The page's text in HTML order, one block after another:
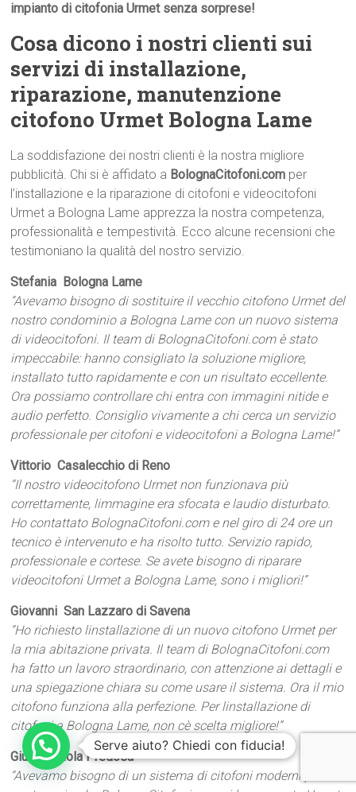
impianto di citofonia Urmet senza sorprese!
Cosa dicono i nostri clienti sui
servizi di installazione,
riparazione, manutenzione
citofono Urmet Bologna Lame
La soddisfazione dei nostri clienti è la nostra migliore
pubblicità. Chi si è affidato a BolognaCitofoni.com per
l’installazione e la riparazione di citofoni e videocitofoni
Urmet a Bologna Lame apprezza la nostra competenza,
professionalità e tempestività. Ecco alcune recensioni che
testimoniano la qualità del nostro servizio.
Stefania  Bologna Lame
“Avevamo bisogno di sostituire il vecchio citofono Urmet del
nostro condominio a Bologna Lame con un nuovo sistema
di videocitofoni. Il team di BolognaCitofoni.com è stato
impeccabile: hanno consigliato la soluzione migliore,
installato tutto rapidamente e con un risultato eccellente.
Ora possiamo controllare chi entra con immagini nitide e
audio perfetto. Consiglio vivamente a chi cerca un servizio
professionale per citofoni e videocitofoni a Bologna Lame!”
Vittorio  Casalecchio di Reno
“Il nostro videocitofono Urmet non funzionava più
correttamente, limmagine era sfocata e laudio disturbato.
Ho contattato BolognaCitofoni.com e nel giro di 24 ore un
tecnico è intervenuto e ha risolto tutto. Servizio rapido,
professionale e cortese. Se avete bisogno di riparare
videocitofoni Urmet a Bologna Lame, sono i migliori!”
Giovanni  San Lazzaro di Savena
“Ho richiesto linstallazione di un nuovo citofono Urmet per
la mia abitazione privata. Il team di BolognaCitofoni.com
ha fatto un lavoro straordinario, con attenzione ai dettagli e
una spiegazione chiara su come usare il sistema. Ora il mio
citofono funziona alla perfezione. Per linstallazione di
citofoni a Bologna Lame, non cè scelta migliore!”
Giulia T.  Zola Predosa
“Avevamo bisogno di un sistema di citofoni moderni per la
Serve aiuto? Chiedi con fiducia!